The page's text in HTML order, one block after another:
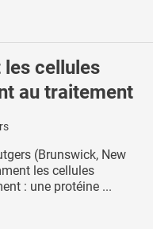
les cellules
au traitement
(Brunswick, New
les cellules
: une protéine ...